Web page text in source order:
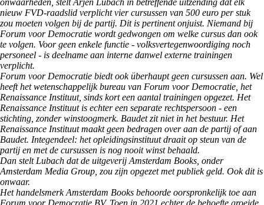
onwaarheden, stelt Arjen Lubach in betreffende uitzending dat elk
nieuw FVD-raadslid verplicht vier cursussen van 500 euro per stuk
zou moeten volgen bij de partij. Dit is pertinent onjuist. Niemand bij
Forum voor Democratie wordt gedwongen om welke cursus dan ook
te volgen. Voor geen enkele functie - volksvertegenwoordiging noch
personeel - is deelname aan interne danwel externe trainingen
verplicht.
Forum voor Democratie biedt ook überhaupt geen cursussen aan. Wel
heeft het wetenschappelijk bureau van Forum voor Democratie, het
Renaissance Instituut, sinds kort een aantal trainingen opgezet. Het
Renaissance Instituut is echter een separate rechtspersoon - een
stichting, zonder winstoogmerk. Baudet zit niet in het bestuur. Het
Renaissance Instituut maakt geen bedragen over aan de partij of aan
Baudet. Integendeel: het opleidingsinstituut draait op steun van de
partij en met de cursussen is nog nooit winst behaald.
Dan stelt Lubach dat de uitgeverij Amsterdam Books, onder
Amsterdam Media Group, zou zijn opgezet met publiek geld. Ook dit is
onwaar.
Het handelsmerk Amsterdam Books behoorde oorspronkelijk toe aan
Forum voor Democratie BV. Toen in 2021 echter de behoefte groeide